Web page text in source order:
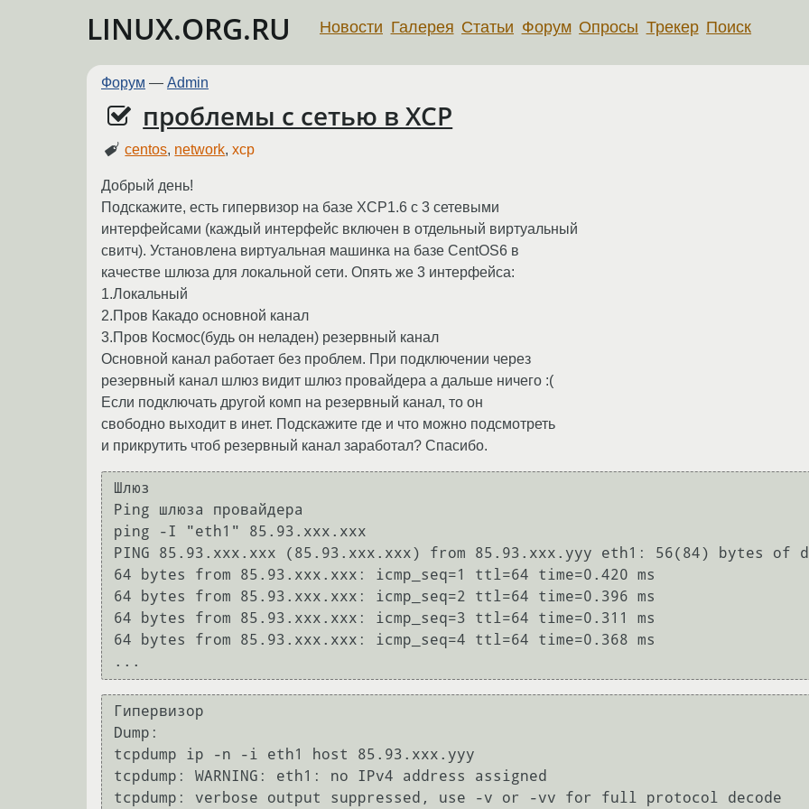
LINUX.ORG.RU Новости Галерея Статьи Форум Опросы Трекер Поиск
Форум — Admin
проблемы с сетью в XCP
centos, network,хср
Добрый день!
Подскажите, есть гипервизор на базе XCP1.6 с 3 сетевыми
интерфейсами (каждый интерфейс включен в отдельный виртуальный
свитч). Установлена виртуальная машинка на базе CentOS6 в
качестве шлюза для локальной сети. Опять же 3 интерфейса:
1.Локальный
2.Пров Какадо основной канал
3.Пров Космос(будь он неладен) резервный канал
Основной канал работает без проблем. При подключении через
резервный канал шлюз видит шлюз провайдера а дальше ничего :(
Если подключать другой комп на резервный канал, то он
свободно выходит в инет. Подскажите где и что можно подсмотреть
и прикрутить чтоб резервный канал заработал? Спасибо.
Шлюз
Ping шлюза провайдера
ping -I "eth1" 85.93.xxx.xxx
PING 85.93.xxx.xxx (85.93.xxx.xxx) from 85.93.xxx.yyy eth1: 56(84) bytes of
64 bytes from 85.93.xxx.xxx: icmp_seq=1 ttl=64 time=0.420 ms
64 bytes from 85.93.xxx.xxx: icmp_seq=2 ttl=64 time=0.396 ms
64 bytes from 85.93.xxx.xxx: icmp_seq=3 ttl=64 time=0.311 ms
64 bytes from 85.93.xxx.xxx: icmp_seq=4 ttl=64 time=0.368 ms
Гипервизор
Dump:
tcpdump ip -n -i eth1 host 85.93.xxx.yyy
tcpdump: WARNING: eth1: no IPv4 address assigned
tcpdump: verbose output suppressed, use -v or -vv for full protocol decode